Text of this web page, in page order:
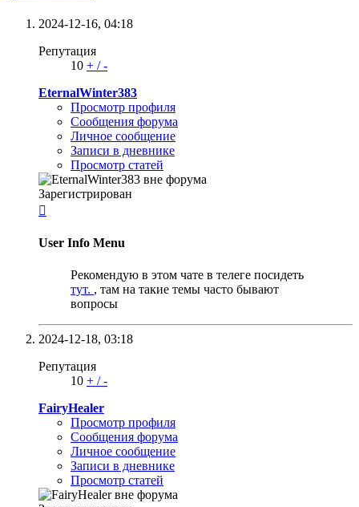
2024-12-16, 04:18
Репутация
10 + /-
EternalWinter383
Просмотр профиля
Сообщения форума
Личное сообщение
Записи в дневнике
Просмотр статей
Зарегистрирован

User Info Menu
Рекомендую в этом чате в телеге посидеть
тут. , там на такие темы часто бывают
вопросы
2024-12-18, 03:18
Репутация
10 + /-
FairyHealer
Просмотр профиля
Сообщения форума
Личное сообщение
Записи в дневнике
Просмотр статей